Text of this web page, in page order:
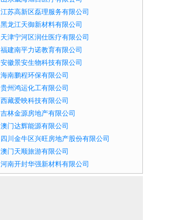
江苏高新区磊理服务有限公司
黑龙江天御新材料有限公司
天津宁河区润仕医疗有限公司
福建南平力诺教育有限公司
安徽景安生物科技有限公司
海南鹏程环保有限公司
贵州鸿运化工有限公司
西藏爱映科技有限公司
吉林金源房地产有限公司
澳门达辉能源有限公司
四川金牛区兴旺房地产股份有限公司
澳门天顺旅游有限公司
河南开封华强新材料有限公司